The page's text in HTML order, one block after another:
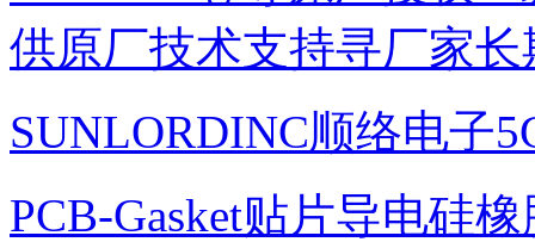
供原厂技术支持寻厂家
SUNLORDINC顺络电子
PCB-Gasket贴片导电硅